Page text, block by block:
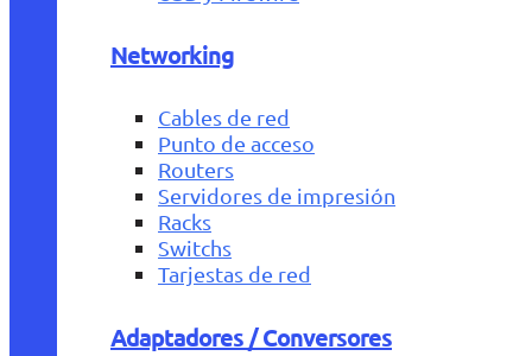
Networking
Cables de red
Punto de acceso
Routers
Servidores de impresión
Racks
Switchs
Tarjestas de red
Adaptadores / Conversores